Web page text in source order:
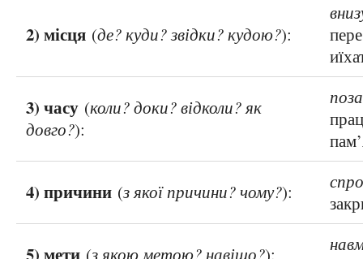
2) місця(де? куди? звідки? кудою?):
3) часу(коли? доки? відколи? як
довго?):
4) причини(з якої причини? чому?):
(з якою метою? навіщо?):